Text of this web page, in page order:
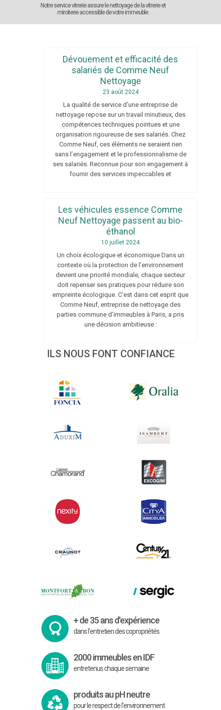
Notre service vitrerie assure le nettoyage de la vitrerie et
miroiterie accessible de votre immeuble.
Dévouement et efficacité des
salariés de Comme Neuf
Nettoyage
23 août 2024
La qualité de service d’une entreprise de
nettoyage repose sur un travail minutieux, des
compétences techniques pointues et une
organisation rigoureuse de ses salariés. Chez
Comme Neuf, ces éléments ne seraient rien
sans l’engagement et le professionnalisme de
ses salariés. Reconnue pour son engagement à
fournir des services impeccables et
Les véhicules essence Comme
Neuf Nettoyage passent au bio-
éthanol
10 juillet 2024
Un choix écologique et économique Dans un
contexte où la protection de l’environnement
devient une priorité mondiale, chaque secteur
doit repenser ses pratiques pour réduire son
empreinte écologique. C’est dans cet esprit que
Comme Neuf, entreprise de nettoyage des
parties commune d’immeubles à Paris, a pris
une décision ambitieuse :
ILS NOUS FONT CONFIANCE
+ de 35 ans d'expérience
dans l'entretien des copropriétés
2000 immeubles en IDF
entretenus chaque semaine
produits au pH neutre
pour le respect de l'environnement